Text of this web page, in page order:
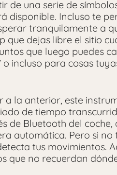
de una serie de
disponible. Incluso te
tranquilamente a
que dejas libre el sitio
que luego puedes
o incluso para cosas
a la anterior, este
de tiempo
de Bluetooth del
automática. Pero si
tus movimientos.
que no recuerdan